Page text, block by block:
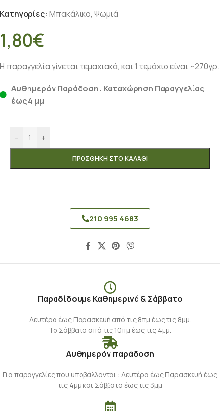
Κατηγορίες: Μπακάλικο, Ψωμιά
1,80€
Η παραγγελία γίνεται τεμαχιακά, και 1 τεμάχιο είναι ~270γρ.
Αυθημερόν Παράδοση: Καταχώρηση Παραγγελίας
έως 4 μμ
- +
ΠΡΟΣΘΉΚΗ ΣΤΟ ΚΑΛΆΘΙ
210 995 4683
Παραδίδουμε Καθημερινά & Σάββατο
Δευτέρα έως Παρασκευή από τις 8πμ έως τις 8μμ.
Το Σάββατο από τις 10πμ έως τις 4μμ.
Αυθημερόν παράδοση
Για παραγγελίες που υποβάλλονται : Δευτέρα έως Παρασκευή έως
τις 4μμ και Σάββατο έως τις 3μμ